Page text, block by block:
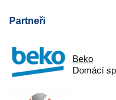
Partneři
Beko
Domácí